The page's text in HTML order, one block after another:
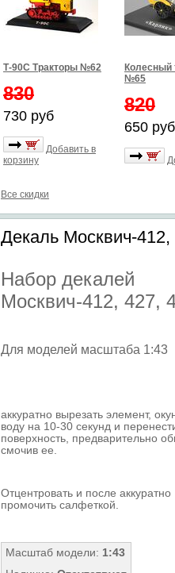
Т-90С Тракторы №62
830
730 руб
Добавить в
корзину
Колесный
№65
820
650 руб
Все скидки
Декаль Москвич-412,
Набор декалей
Москвич-412, 427,
Для моделей масштаба 1:43
аккуратно вырезать элемент,
воду на 10-30 секунд и
поверхность, предварительно
смочив ее.
Отцентровать и после аккуратно
промочить салфеткой.
Масштаб модели: 1:43